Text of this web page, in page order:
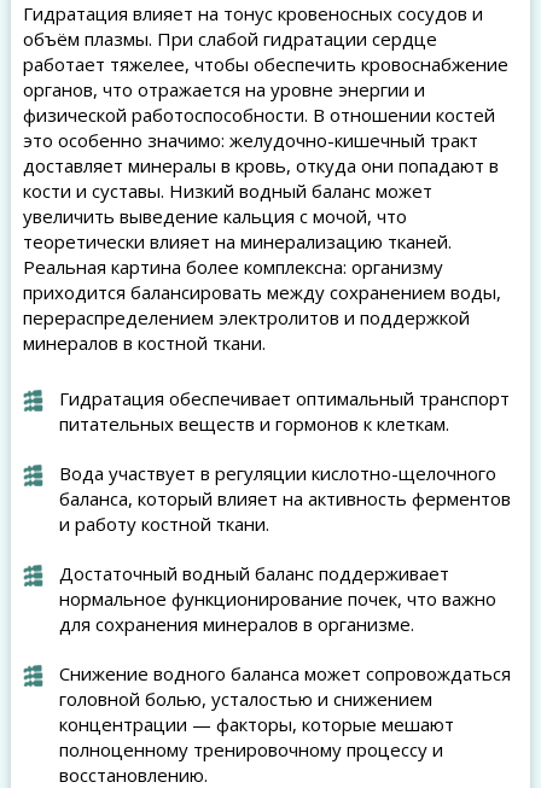
Гидратация влияет на тонус кровеносных сосудов и
объём плазмы. При слабой гидратации сердце
работает тяжелее, чтобы обеспечить кровоснабжение
органов, что отражается на уровне энергии и
физической работоспособности. В отношении костей
это особенно значимо: желудочно-кишечный тракт
доставляет минералы в кровь, откуда они попадают в
кости и суставы. Низкий водный баланс может
увеличить выведение кальция с мочой, что
теоретически влияет на минерализацию тканей.
Реальная картина более комплексна: организму
приходится балансировать между сохранением воды,
перераспределением электролитов и поддержкой
минералов в костной ткани.
Гидратация обеспечивает оптимальный транспорт
питательных веществ и гормонов к клеткам.
Вода участвует в регуляции кислотно-щелочного
баланса, который влияет на активность ферментов
и работу костной ткани.
Достаточный водный баланс поддерживает
нормальное функционирование почек, что важно
для сохранения минералов в организме.
Снижение водного баланса может сопровождаться
головной болью, усталостью и снижением
концентрации — факторы, которые мешают
полноценному тренировочному процессу и
восстановлению.